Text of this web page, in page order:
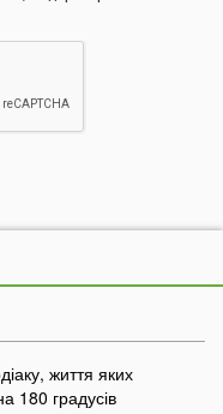
життя яких
180 градусів